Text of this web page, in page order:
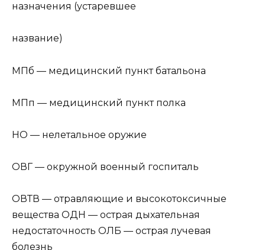
назначения (устаревшее
название)
МПб — медицинский пункт батальона
МПп — медицинский пункт полка
НО — нелетальное оружие
ОВГ — окружной военный госпиталь
ОВТВ — отравляющие и высокотоксичные
вещества ОДН — острая дыхательная
недостаточность ОЛБ — острая лучевая
болезнь